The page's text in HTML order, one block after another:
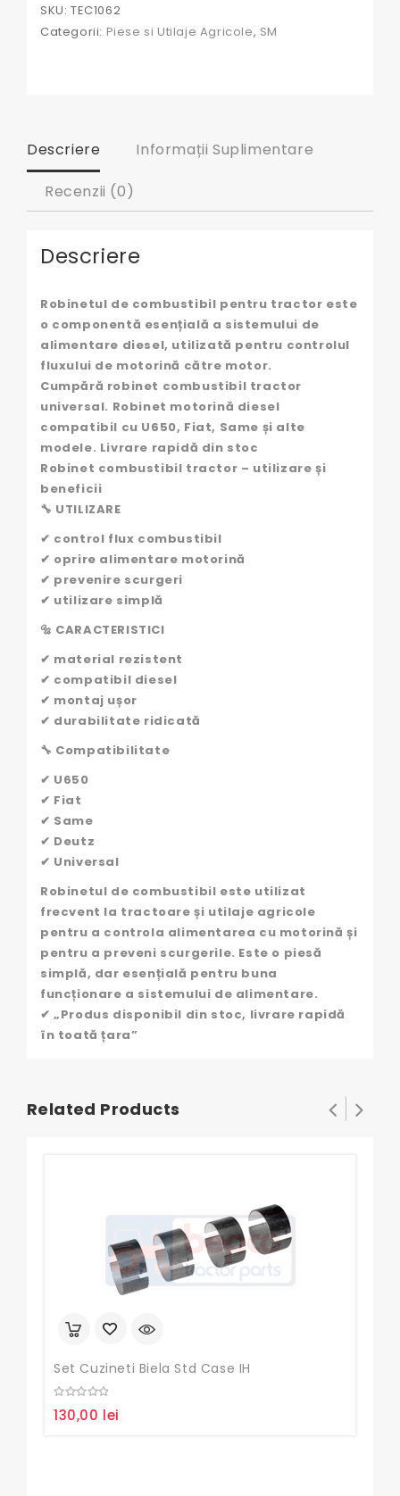
Diesel
SKU: TEC1062
Categorii: Piese si Utilaje Agricole, SM
Descriere Informații Suplimentare
Recenzii (0)
Descriere
Robinetul de combustibil pentru tractor este
o componentă esențială a sistemului de
alimentare diesel, utilizată pentru controlul
fluxului de motorină către motor.
Cumpără robinet combustibil tractor
universal. Robinet motorină diesel
compatibil cu U650, Fiat, Same și alte
modele. Livrare rapidă din stoc
Robinet combustibil tractor – utilizare și
beneficii
🔧 UTILIZARE
✔ control flux combustibil
✔ oprire alimentare motorină
✔ prevenire scurgeri
✔ utilizare simplă
🔩 CARACTERISTICI
✔ material rezistent
✔ compatibil diesel
✔ montaj ușor
✔ durabilitate ridicată
🔧 Compatibilitate
✔ U650
✔ Fiat
✔ Same
✔ Deutz
✔ Universal
Robinetul de combustibil este utilizat
frecvent la tractoare și utilaje agricole
pentru a controla alimentarea cu motorină și
pentru a preveni scurgerile. Este o piesă
simplă, dar esențială pentru buna
funcționare a sistemului de alimentare.
✔ „Produs disponibil din stoc, livrare rapidă
în toată țara”
Related Products
Set Cuzineti Biela Std Case IH
out
130,00 lei